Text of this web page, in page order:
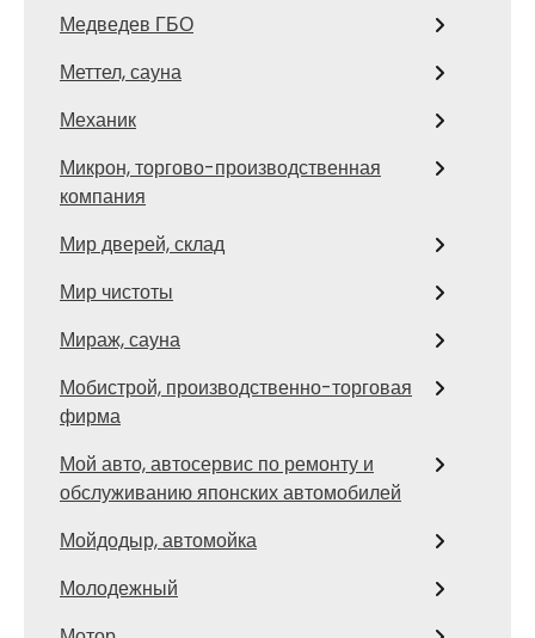
Медведев ГБО
Меттел, сауна
Механик
Микрон, торгово-производственная
компания
Мир дверей, склад
Мир чистоты
Мираж, сауна
Мобистрой, производственно-торговая
фирма
Мой авто, автосервис по ремонту и
обслуживанию японских автомобилей
Мойдодыр, автомойка
Молодежный